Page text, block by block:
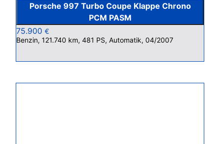
Porsche 997 Turbo Coupe Klappe Chrono
PCM PASM
75.900 €
Benzin, 121.740 km, 481 PS, Automatik, 04/2007